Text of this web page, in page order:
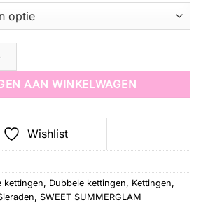
AAN WINKELWAGEN
Wishlist
kettingen, Dubbele kettingen, Kettingen,
, SWEET SUMMERGLAM